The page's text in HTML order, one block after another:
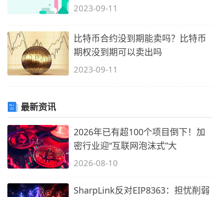
2023-09-11
比特币合约没到期能卖吗？比特币
期权没到期可以卖出吗
2023-09-11
最新资讯
2026年已有超100个项目倒下！加
密行业迎“互联网泡沫式”大
2026-08-10
SharpLink反对EIP8363：担忧削弱